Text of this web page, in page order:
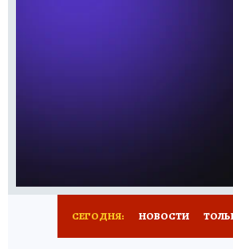
СЕГОДНЯ: НОВОСТИ